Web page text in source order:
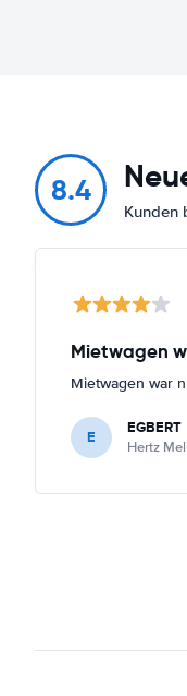
8.4
Kunden
Mietwagen
Mietwagen war
E EGBERT
Hertz